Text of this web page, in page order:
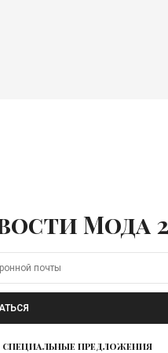
Мода
предложения